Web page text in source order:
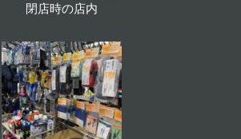
閉店時の店内